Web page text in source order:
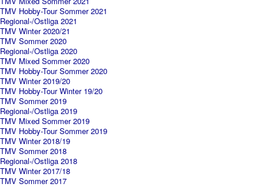
TMV Hobby-Tour Sommer 2021
Regional-/Ostliga 2021
TMV Winter 2020/21
TMV Sommer 2020
Regional-/Ostliga 2020
TMV Mixed Sommer 2020
TMV Hobby-Tour Sommer 2020
TMV Winter 2019/20
TMV Hobby-Tour Winter 19/20
TMV Sommer 2019
Regional-/Ostliga 2019
TMV Mixed Sommer 2019
TMV Hobby-Tour Sommer 2019
TMV Winter 2018/19
TMV Sommer 2018
Regional-/Ostliga 2018
TMV Winter 2017/18
TMV Sommer 2017